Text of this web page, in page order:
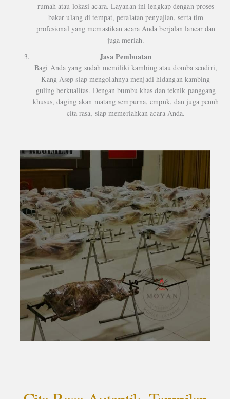
rumah atau lokasi acara. Layanan ini lengkap dengan proses
bakar ulang di tempat, peralatan penyajian, serta tim
profesional yang memastikan acara Anda berjalan lancar dan
juga meriah.
Jasa Pembuatan
Bagi Anda yang sudah memiliki kambing atau domba sendiri,
Kang Asep siap mengolahnya menjadi hidangan kambing
guling berkualitas. Dengan bumbu khas dan teknik panggang
khusus, daging akan matang sempurna, empuk, dan juga penuh
cita rasa, siap memeriahkan acara Anda.